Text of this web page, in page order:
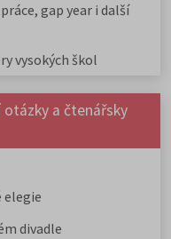
gap year i další
vysokých škol
a čtenářsky
elegie
divadle